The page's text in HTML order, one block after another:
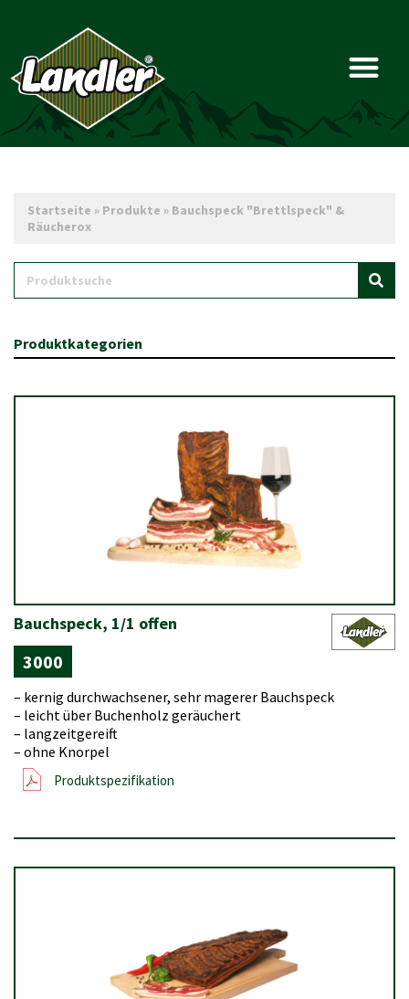
Startseite » Produkte » Bauchspeck "Brettlspeck" &
Räucherox
Produktkategorien
Bauchspeck, 1/1 offen
3000
– kernig durchwachsener, sehr magerer Bauchspeck
– leicht über Buchenholz geräuchert
– langzeitgereift
– ohne Knorpel
Produktspezifikation